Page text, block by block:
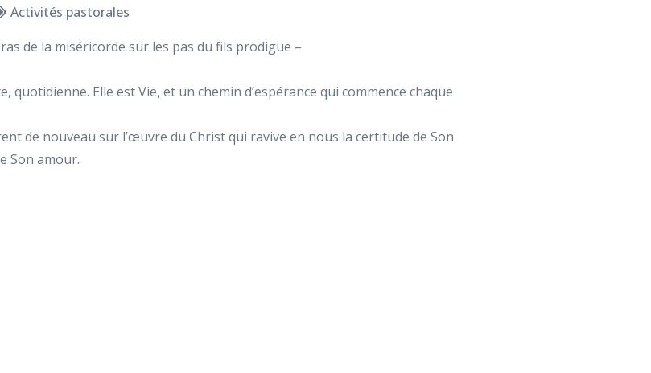
Activités pastorales
de la miséricorde sur les pas du fils prodigue –
quotidienne. Elle est Vie, et un chemin d’espérance qui commence chaque
de nouveau sur l’œuvre du Christ qui ravive en nous la certitude de Son
Son amour.